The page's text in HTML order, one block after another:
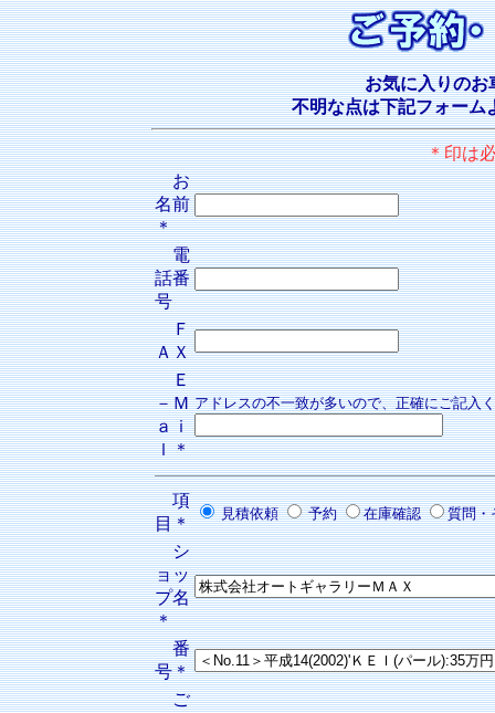
お気に入りのお
不明な点は下記フォー
＊印は
お
名前
＊
電
話番
号
Ｆ
ＡＸ
Ｅ
－Ｍ
ａｉ
ｌ＊
アドレスの不一致が多いので、正確にご記入
項
目＊
見積依頼 予約 在庫確認 質問・
シ
ョッ
プ名
＊
番
号＊
ご